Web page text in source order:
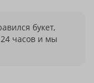
букет,
часов и мы